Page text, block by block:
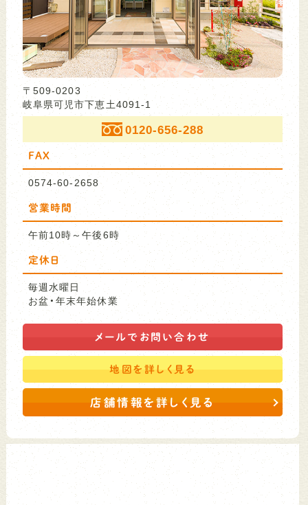
〒509-0203
岐阜県可児市下恵土4091-1
0120-656-288
FAX
0574-60-2658
営業時間
午前10時～午後6時
定休日
毎週水曜日
お盆・年末年始休業
メールで お問い合わせ
地図を詳しく見る
店舗情報を詳しく見る